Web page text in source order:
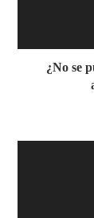
¿No se